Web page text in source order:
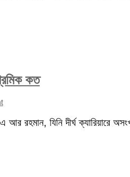
কত
আর রহমান, যিনি দীর্ঘ ক্যারিয়ারে